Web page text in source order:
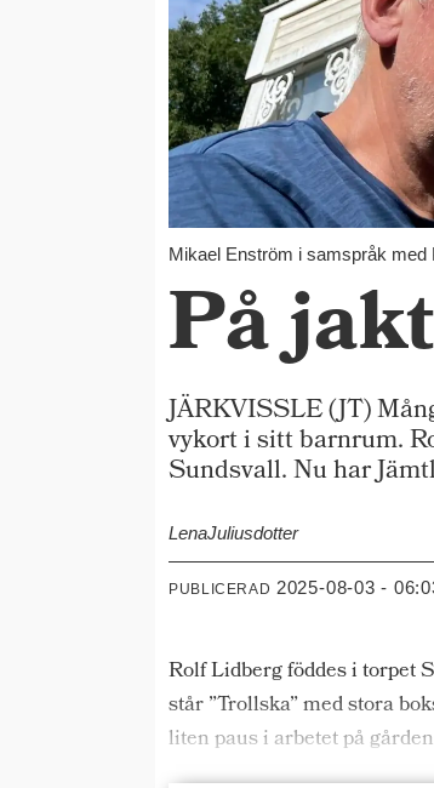
Mikael Enström i samspråk
På
JÄRKVISSLE (JT)
vykort i sitt barnrum.
Sundsvall. Nu har
LenaJuliusdotter
PUBLICERAD 2025-08-03 -
Rolf Lidberg föddes i torpet
står ”Trollska” med stora
liten paus i arbetet på